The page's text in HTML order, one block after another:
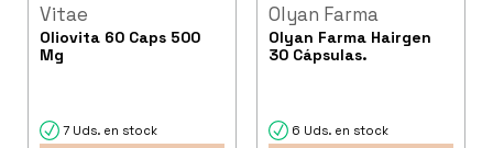
Vitae
Oliovita 60 Caps 500
Mg
7 Uds. en stock
Olyan Farma
Olyan Farma Hairgen
30 Cápsulas.
6 Uds. en stock